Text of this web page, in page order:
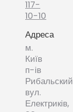
117-
10-10
Адреса
м.
Київ
п-ів
Рибальский
вул.
Електриків,